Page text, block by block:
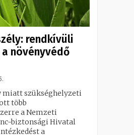
rendkívüli
növényvédő
miatt szükséghelyzeti
több
a Nemzeti
biztonsági Hivatal
a